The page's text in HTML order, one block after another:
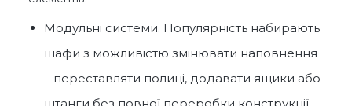
Модульні системи. Популярність набирають
шафи з можливістю змінювати наповнення
– переставляти полиці, додавати ящики або